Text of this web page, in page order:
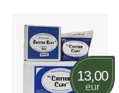
13,00
eur